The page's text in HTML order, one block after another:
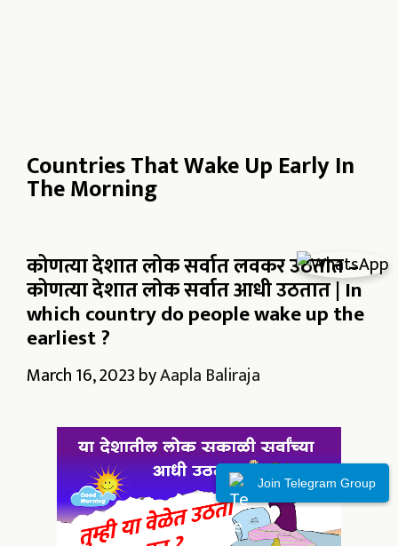
Countries That Wake Up Early In
The Morning
कोणत्या देशात लोक सर्वात लवकर उठतात –
कोणत्या देशात लोक सर्वात आधी उठतात | In
which country do people wake up the
earliest ?
March 16, 2023byAapla Baliraja
Join Telegram Group